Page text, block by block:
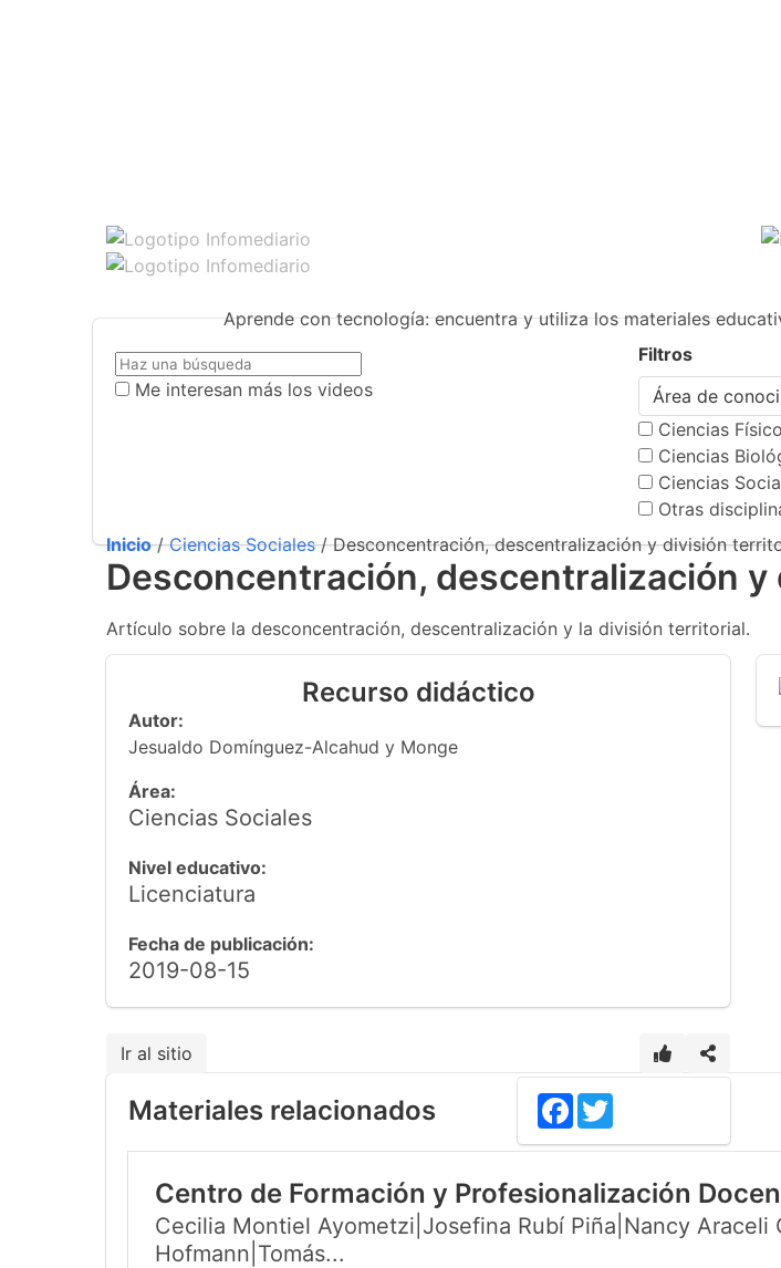
Aprende con tecnología: encuentra y utiliza los materiales
Me interesan más los videos
Filtros
Área de
Ciencias
Ciencias
Ciencias
Otras
Inicio/Ciencias Sociales/ Desconcentración, descentralización y división
Desconcentración, descentralización
Artículo sobre la desconcentración, descentralización y la división territorial.
Recurso didáctico
Autor:
Jesualdo Domínguez-Alcahud y Monge
Área:
Ciencias Sociales
Nivel educativo:
Licenciatura
Fecha de publicación:
2019-08-15
Ir al sitio
Facebook
Materiales relacionados
Centro de Formación y Profesionalización
Cecilia Montiel Ayometzi|Josefina Rubí Piña|Nancy Araceli
Hofmann|Tomás...